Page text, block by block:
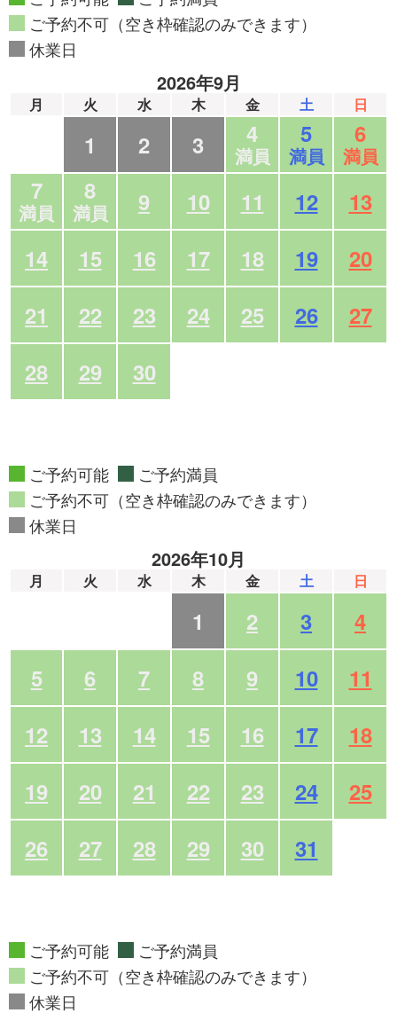
ご予約不可（空き枠確認のみできます）
休業日
2026年9月
月 火 水 木 金 土 日
1 2 3 4
満員
5
満員
6
満員
7
満員
8
満員 9 10 11 12
13
14
15 16 17 18 19
20
21
22 23 24 25 26
27
28
29 30
ご予約可能
ご予約満員
ご予約不可（空き枠確認のみできます）
休業日
2026年10月
月 火 水 木 金 土 日
1 2 3
4
5
6 7 8 9 10
11
12
13 14 15 16 17
18
19
20 21 22 23 24
25
26
27 28 29 30 31
ご予約可能
ご予約満員
ご予約不可（空き枠確認のみできます）
休業日